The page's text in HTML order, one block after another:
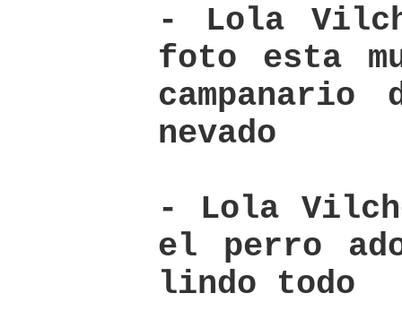
- Lola
foto esta
nevado
- Lola
el perro
lindo todo